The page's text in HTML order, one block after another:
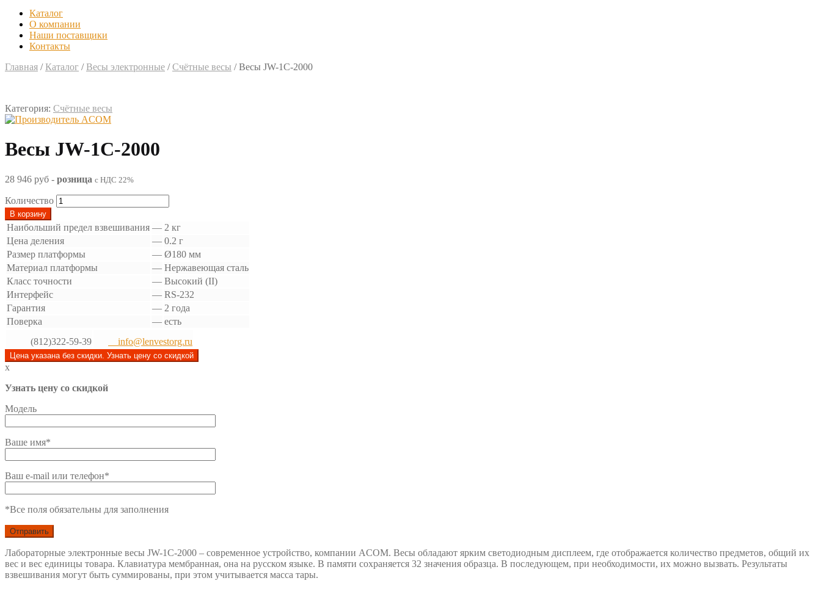
Каталог
О компании
Наши поставщики
Контакты
Главная / Каталог / Весы электронные /Счётные весы /Весы JW-1C-2000
Категория: Счётные весы
Весы JW-1C-2000
28 946 руб - розница с НДС 22%
Количество
В корзину
Наибольший предел взвешивания — 2 кг
Цена деления
— 0.2 г
Размер платформы
— Ø180 мм
Материал платформы
— Нержавеющая сталь
Класс точности
— Высокий (II)
Интерфейс
— RS-232
Гарантия
— 2 года
Поверка
— есть
(812)322-59-39
info@lenvestorg.ru
Цена указана без скидки. Узнать цену со скидкой
x
Узнать цену со скидкой
Модель
Ваше имя*
Ваш e-mail или телефон*
*Все поля обязательны для заполнения
Лабораторные электронные весы JW-1C-2000 – современное устройство, компании ACOM. Весы обладают ярким светодиодным дисплеем, где отображается количество предметов, общий их
вес и вес единицы товара. Клавиатура мембранная, она на русском языке. В памяти сохраняется 32 значения образца. В последующем, при необходимости, их можно вызвать. Результаты
взвешивания могут быть суммированы, при этом учитывается масса тары.